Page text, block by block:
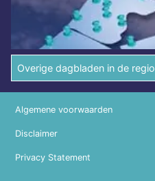
Overige dagbladen in de regio
Algemene voorwaarden
Disclaimer
Privacy Statement